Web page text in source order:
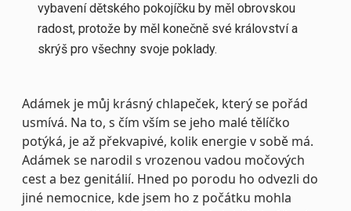
vybavení dětského pokojíčku by měl obrovskou
radost, protože by měl konečně své království a
skrýš pro všechny svoje poklady.
Adámek je můj krásný chlapeček, který se pořád
usmívá. Na to, s čím vším se jeho malé tělíčko
potýká, je až překvapivé, kolik energie v sobě má.
Adámek se narodil s vrozenou vadou močových
cest a bez genitálií. Hned po porodu ho odvezli do
jiné nemocnice, kde jsem ho z počátku mohla